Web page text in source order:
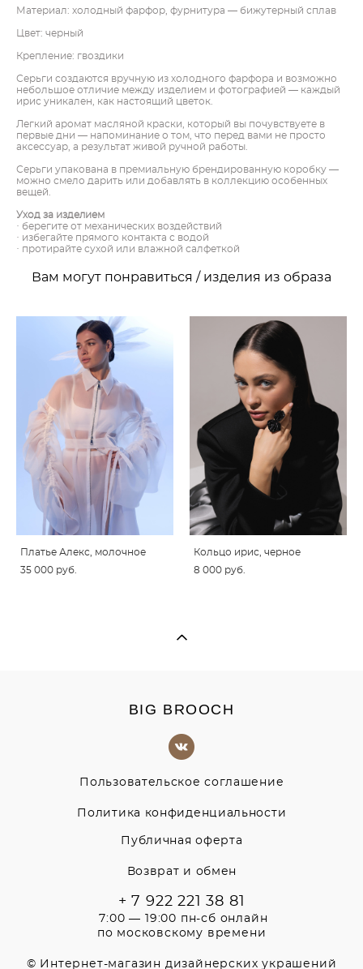
Материал: холодный фарфор, фурнитура — бижутерный сплав
Цвет: черный
Крепление: гвоздики
Серьги создаются вручную из холодного фарфора и возможно
небольшое отличие между изделием и фотографией — каждый
ирис уникален, как настоящий цветок.
Легкий аромат масляной краски, который вы почувствуете в
первые дни — напоминание о том, что перед вами не просто
аксессуар, а результат живой ручной работы.
Серьги упакована в премиальную брендированную коробку —
можно смело дарить или добавлять в коллекцию особенных
вещей.
Уход за изделием
· берегите от механических воздействий
· избегайте прямого контакта с водой
· протирайте сухой или влажной салфеткой
Вам могут понравиться / изделия из образа
Платье Алекс, молочное
35 000 pуб.
Кольцо ирис, черное
8 000 pуб.
BIG BROOCH
Пользовательское соглашение
Политика конфиденциальности
Публичная оферта
Возврат и обмен
+ 7 922 221 38 81
7:00 — 19:00 пн-сб онлайн
по московскому времени
© Интернет-магазин дизайнерских украшений